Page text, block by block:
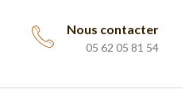
Nous contacter
05 62 05 81 54